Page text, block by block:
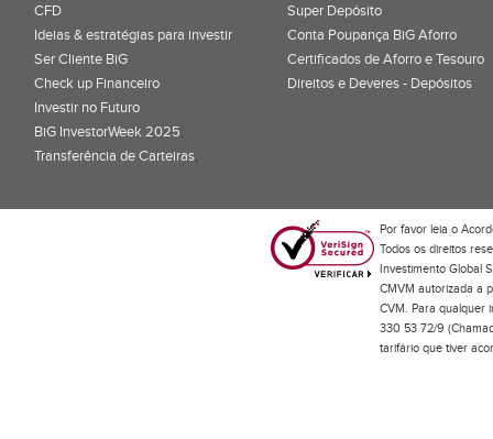
CFD
Ideias & estratégias para investir
Ser Cliente BiG
Check up Financeiro
Investir no Futuro
BiG InvestorWeek 2025;
Transferência de Carteiras;
Super Depósito
Conta Poupança BiG Aforro
Certificados de Aforro e Tesouro
Direitos e Deveres - Depósitos
Por favor leia o
Todos os direitos
Investimento Global
CMVM autorizada a
CVM. Para qualquer
330 53 72/9
tarifário que tiver